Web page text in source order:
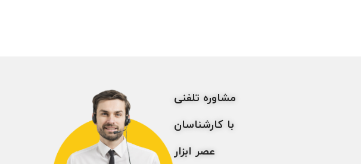
مشاوره تلفنی
با کارشناسان
عصر ابزار